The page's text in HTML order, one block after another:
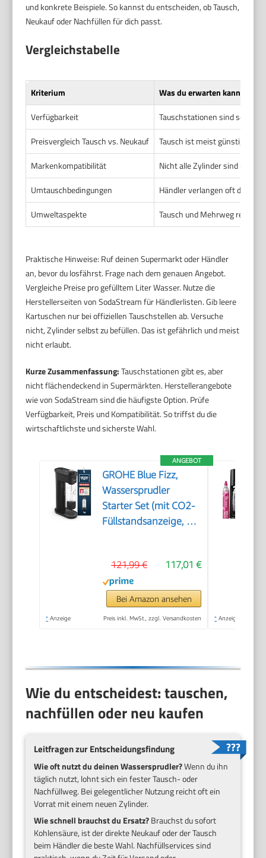
und konkrete Beispiele. So kannst du entscheiden, ob Tausch,
Neukauf oder Nachfüllen für dich passt.
Vergleichstabelle
Kriterium
Was du erwarten kannst
Verfügbarkeit
Tauschstationen sind selten
Preisvergleich Tausch vs. Neukauf
Tausch ist meist günstiger
Markenkompatibilität
Nicht alle Zylinder sind
Umtauschbedingungen
Händler verlangen oft die
Umweltaspekte
Tausch und Mehrweg
Praktische Hinweise: Ruf deinen Supermarkt oder Händler
an, bevor du losfährst. Frage nach dem genauen Angebot.
Vergleiche Preise pro gefülltem Liter Wasser. Nutze die
Herstellerseiten von SodaStream für Händlerlisten. Gib leere
Kartuschen nur bei offiziellen Tauschstellen ab. Versuche
nicht, Zylinder selbst zu befüllen. Das ist gefährlich und meist
nicht erlaubt.
Kurze Zusammenfassung:Tauschstationen gibt es, aber
nicht flächendeckend in Supermärkten. Herstellerangebote
wie von SodaStream sind die häufigste Option. Prüfe
Verfügbarkeit, Preis und Kompatibilität. So triffst du die
wirtschaftlichste und sicherste Wahl.
ANGEBOT
GROHE Blue Fizz,
Wassersprudler
Starter Set (mit CO2-
Füllstandsanzeige, 3
Flasche, 1x 0,85l
Wasserflasche +
Reinigungspulver),
schwarz, 31947K00
117,01 €
121,99 €
Bei Amazon ansehen
* Anzeige Preis inkl. MwSt., zzgl. Versandkosten * Anzeige
Wie du entscheidest: tauschen,
nachfüllen oder neu kaufen
Leitfragen zur Entscheidungsfindung
Wie oft nutzt du deinen Wassersprudler?Wenn du ihn
täglich nutzt, lohnt sich ein fester Tausch- oder
Nachfüllweg. Bei gelegentlicher Nutzung reicht oft ein
Vorrat mit einem neuen Zylinder.
Wie schnell brauchst du Ersatz?Brauchst du sofort
Kohlensäure, ist der direkte Neukauf oder der Tausch
beim Händler die beste Wahl. Nachfüllservices sind